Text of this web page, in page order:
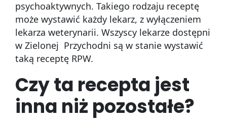
psychoaktywnych. Takiego rodzaju receptę
może wystawić każdy lekarz, z wyłączeniem
lekarza weterynarii. Wszyscy lekarze dostępni
w Zielonej Przychodni są w stanie wystawić
taką receptę RPW.
Czy ta recepta jest
inna niż pozostałe?